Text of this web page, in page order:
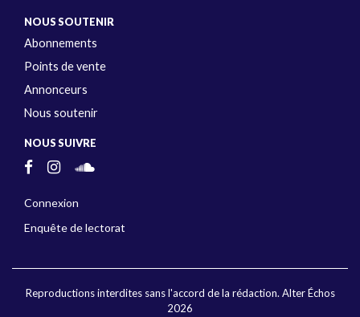
NOUS SOUTENIR
Abonnements
Points de vente
Annonceurs
Nous soutenir
NOUS SUIVRE
Connexion
Enquête de lectorat
Reproductions interdites sans l'accord de la rédaction. Alter Échos
2026